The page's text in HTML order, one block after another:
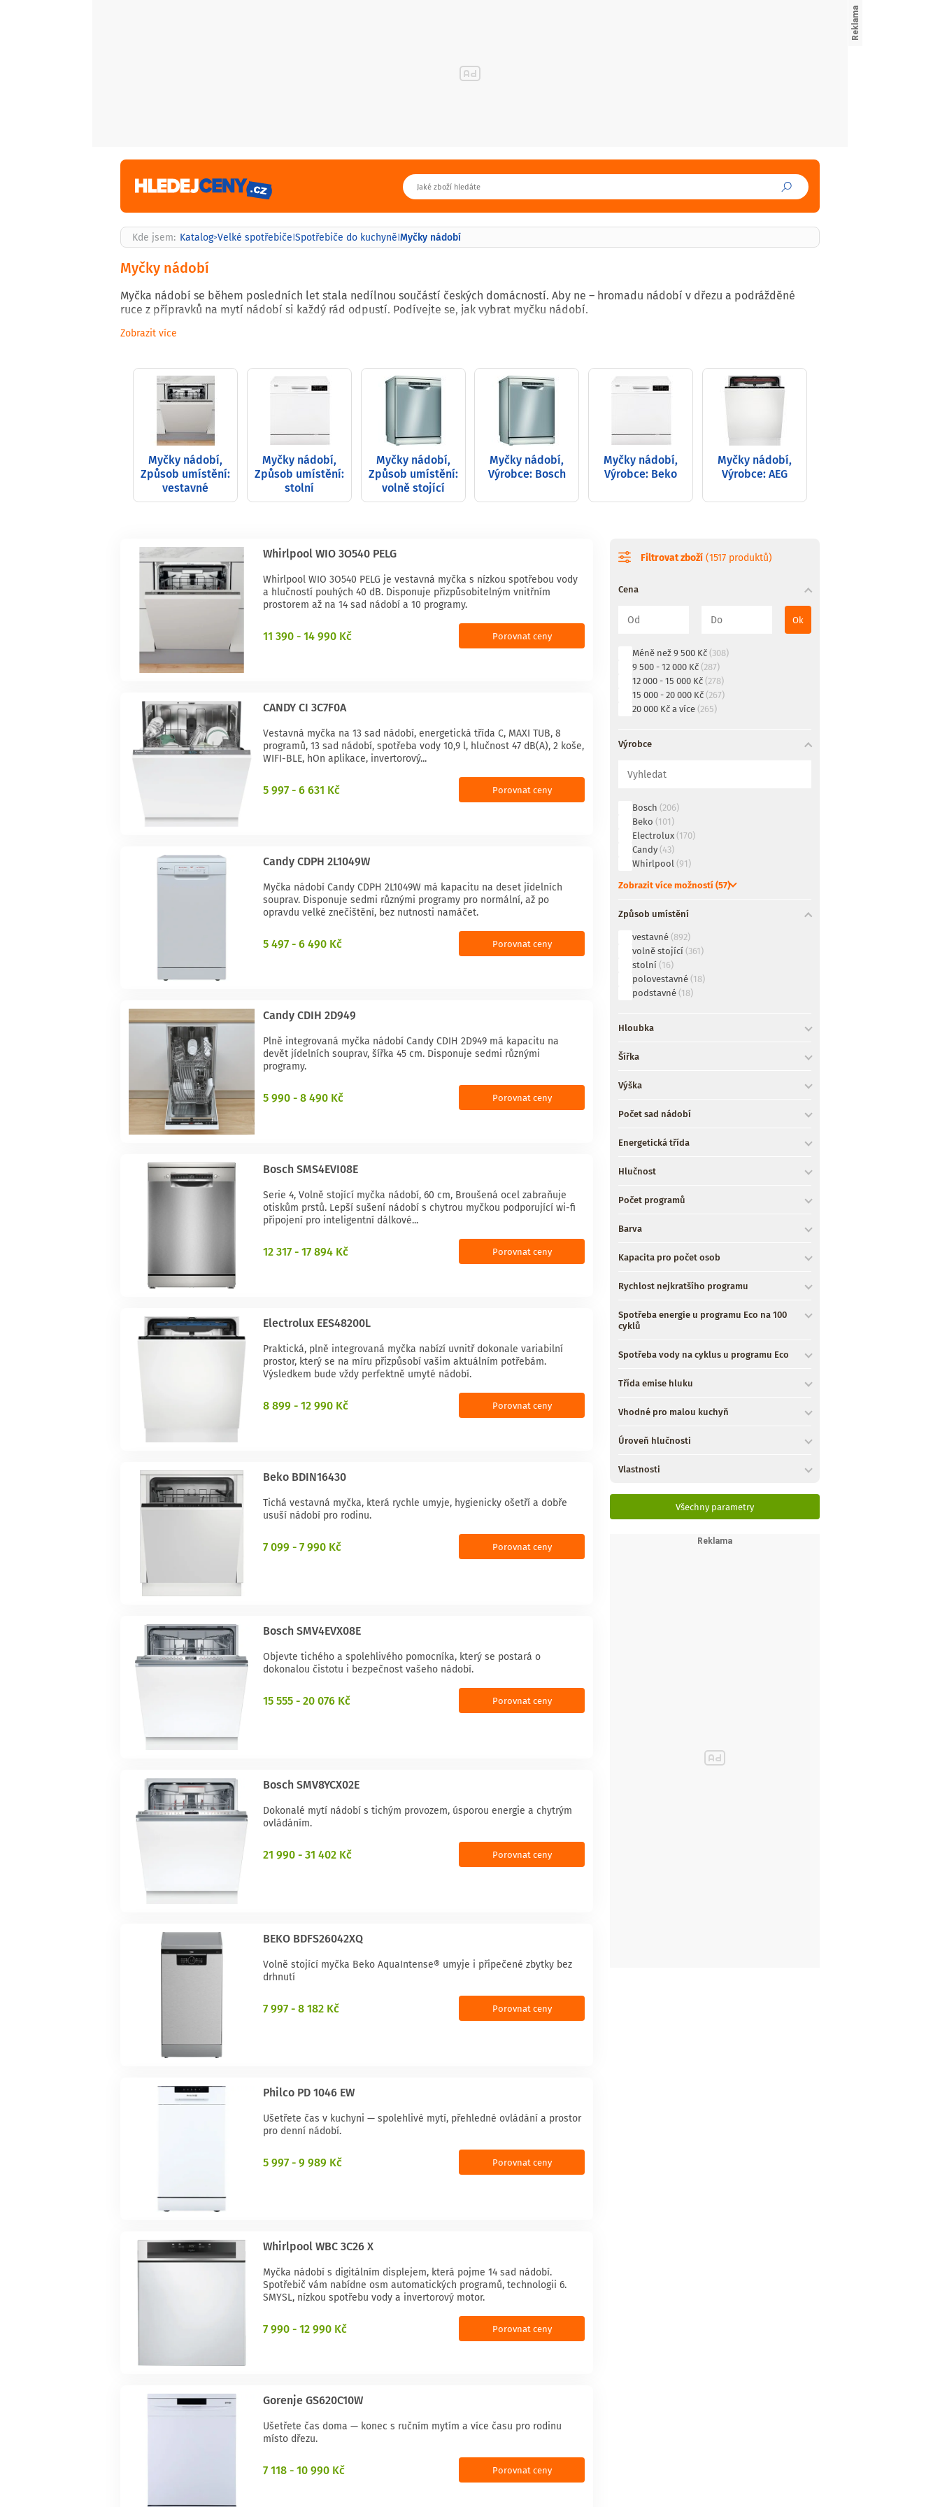
Kde jsem: Katalog>Velké spotřebiče|Spotřebiče do kuchyně|Myčky nádobí
Myčky nádobí
Myčka nádobí se během posledních let stala nedílnou součástí českých domácností. Aby ne – hromadu nádobí v dřezu a podrážděné
ruce z přípravků na mytí nádobí si každý rád odpustí. Podívejte se, jak vybrat myčku nádobí.
Zobrazit více
Myčky nádobí,
Způsob umístění:
vestavné
Myčky nádobí,
Způsob umístění:
stolní
Myčky nádobí,
Způsob umístění:
volně stojící
Myčky nádobí,
Výrobce: Bosch
Myčky nádobí,
Výrobce: Beko
Myčky nádobí,
Výrobce: AEG
Whirlpool WIO 3O540 PELG
Whirlpool WIO 3O540 PELG je vestavná myčka s nízkou spotřebou vody
a hlučností pouhých 40 dB. Disponuje přizpůsobitelným vnitřním
prostorem až na 14 sad nádobí a 10 programy.
11 390 - 14 990 Kč Porovnat ceny
CANDY CI 3C7F0A
Vestavná myčka na 13 sad nádobí, energetická třída C, MAXI TUB, 8
programů, 13 sad nádobí, spotřeba vody 10,9 l, hlučnost 47 dB(A), 2 koše,
WIFI-BLE, hOn aplikace, invertorový...
5 997 - 6 631 Kč Porovnat ceny
Candy CDPH 2L1049W
Myčka nádobí Candy CDPH 2L1049W má kapacitu na deset jídelních
souprav. Disponuje sedmi různými programy pro normální, až po
opravdu velké znečištění, bez nutnosti namáčet.
5 497 - 6 490 Kč Porovnat ceny
Candy CDIH 2D949
Plně integrovaná myčka nádobí Candy CDIH 2D949 má kapacitu na
devět jídelních souprav, šířka 45 cm. Disponuje sedmi různými
programy.
5 990 - 8 490 Kč Porovnat ceny
Bosch SMS4EVI08E
Serie 4, Volně stojící myčka nádobí, 60 cm, Broušená ocel zabraňuje
otiskům prstů. Lepší sušení nádobí s chytrou myčkou podporující wi-fi
připojení pro inteligentní dálkové...
12 317 - 17 894 Kč Porovnat ceny
Electrolux EES48200L
Praktická, plně integrovaná myčka nabízí uvnitř dokonale variabilní
prostor, který se na míru přizpůsobí vašim aktuálním potřebám.
Výsledkem bude vždy perfektně umyté nádobí.
8 899 - 12 990 Kč Porovnat ceny
Beko BDIN16430
Tichá vestavná myčka, která rychle umyje, hygienicky ošetří a dobře
usuší nádobí pro rodinu.
7 099 - 7 990 Kč Porovnat ceny
Bosch SMV4EVX08E
Objevte tichého a spolehlivého pomocníka, který se postará o
dokonalou čistotu i bezpečnost vašeho nádobí.
15 555 - 20 076 Kč Porovnat ceny
Bosch SMV8YCX02E
Dokonalé mytí nádobí s tichým provozem, úsporou energie a chytrým
ovládáním.
21 990 - 31 402 Kč Porovnat ceny
BEKO BDFS26042XQ
Volně stojící myčka Beko AquaIntense® umyje i připečené zbytky bez
drhnutí
7 997 - 8 182 Kč Porovnat ceny
Philco PD 1046 EW
Ušetřete čas v kuchyni — spolehlivé mytí, přehledné ovládání a prostor
pro denní nádobí.
5 997 - 9 989 Kč Porovnat ceny
Whirlpool WBC 3C26 X
Myčka nádobí s digitálním displejem, která pojme 14 sad nádobí.
Spotřebič vám nabídne osm automatických programů, technologii 6.
SMYSL, nízkou spotřebu vody a invertorový motor.
7 990 - 12 990 Kč Porovnat ceny
Gorenje GS620C10W
Ušetřete čas doma — konec s ručním mytím a více času pro rodinu
místo dřezu.
7 118 - 10 990 Kč Porovnat ceny
Filtrovat zboží (1517 produktů)
Cena
Ok
Méně než 9 500 Kč(308)
9 500 - 12 000 Kč(287)
12 000 - 15 000 Kč(278)
15 000 - 20 000 Kč(267)
20 000 Kč a více(265)
Výrobce
Bosch (206)
Beko (101)
Electrolux(170)
Candy(43)
Whirlpool(91)
Zobrazit více možností (57)
Způsob umístění
vestavné(892)
volně stojící(361)
stolní(16)
polovestavné(18)
podstavné(18)
Hloubka
Šířka
Výška
Počet sad nádobí
Energetická třída
Hlučnost
Počet programů
Barva
Kapacita pro počet osob
Rychlost nejkratšího programu
Spotřeba energie u programu Eco na 100
cyklů
Spotřeba vody na cyklus u programu Eco
Třída emise hluku
Vhodné pro malou kuchyň
Úroveň hlučnosti
Vlastnosti
Všechny parametry